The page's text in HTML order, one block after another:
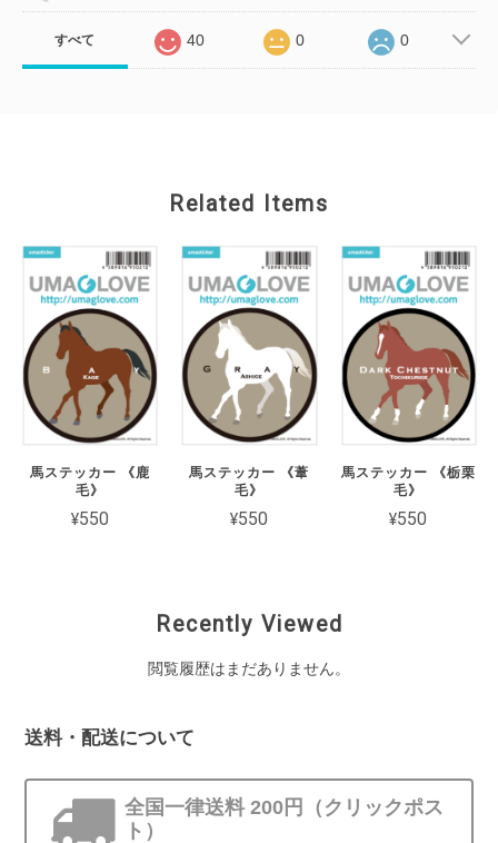
すべて 40 0 0
Related Items
馬ステッカー 《鹿
毛》
¥550
馬ステッカー 《葦
毛》
¥550
馬ステッカー 《栃栗
毛》
¥550
Recently Viewed
閲覧履歴はまだありません。
送料・配送について
全国一律送料 200円（クリックポス
ト）